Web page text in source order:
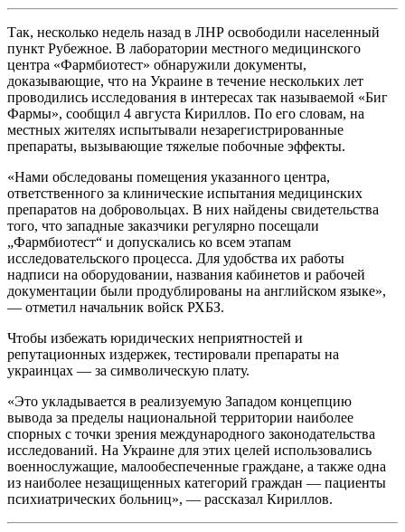
Так, несколько недель назад в ЛНР освободили населенный
пункт Рубежное. В лаборатории местного медицинского
центра «Фармбиотест» обнаружили документы,
доказывающие, что на Украине в течение нескольких лет
проводились исследования в интересах так называемой «Биг
Фармы», сообщил 4 августа Кириллов. По его словам, на
местных жителях испытывали незарегистрированные
препараты, вызывающие тяжелые побочные эффекты.
«Нами обследованы помещения указанного центра,
ответственного за клинические испытания медицинских
препаратов на добровольцах. В них найдены свидетельства
того, что западные заказчики регулярно посещали
„Фармбиотест“ и допускались ко всем этапам
исследовательского процесса. Для удобства их работы
надписи на оборудовании, названия кабинетов и рабочей
документации были продублированы на английском языке»,
— отметил начальник войск РХБЗ.
Чтобы избежать юридических неприятностей и
репутационных издержек, тестировали препараты на
украинцах — за символическую плату.
«Это укладывается в реализуемую Западом концепцию
вывода за пределы национальной территории наиболее
спорных с точки зрения международного законодательства
исследований. На Украине для этих целей использовались
военнослужащие, малообеспеченные граждане, а также одна
из наиболее незащищенных категорий граждан — пациенты
психиатрических больниц», — рассказал Кириллов.